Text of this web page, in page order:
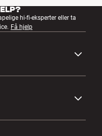
hi-fi-eksperter eller ta
Få hjelp